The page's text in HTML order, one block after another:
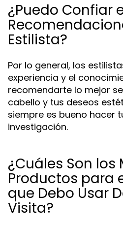
¿Puedo Confiar
Estilista?
Por lo general, los
experiencia y el
recomendarte lo mejor
cabello y tus deseos
siempre es bueno hacer
investigación.
¿Cuáles Son los
Productos para
que Debo Usar
Visita?